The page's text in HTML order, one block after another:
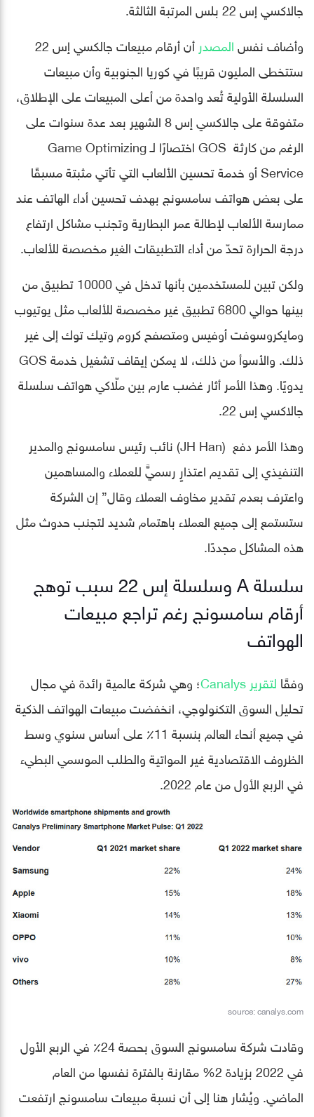
جالاكسي إس 22 بلس المرتبة الثالثة.
وأضاف نفسالمصدر
أن أرقام مبيعات جالكسي إس 22
ستتخطى المليون قريبًا في كوريا الجنوبية وأن مبيعات
السلسلة الأولية تُعد واحدة من أعلى المبيعات على الإطلاق،
متفوقة على جالاكسي إس 8 الشهير بعد عدة سنوات على
الرغم من كارثة GOS اختصارًا لـ Game Optimizing
Service أو خدمة تحسين الألعاب التي تأتي مثبتة مسبقًا
على بعض هواتف سامسونج بهدف تحسين أداء الهاتف عند
ممارسة الألعاب لإطالة عمر البطارية وتجنب مشاكل ارتفاع
درجة الحرارة تحدّ من أداء التطبيقات الغير مخصصة للألعاب.
ولكن تبين للمستخدمين بأنها تدخل في 10000 تطبيق من
بينها حوالي 6800 تطبيق غير مخصصة للألعاب مثل يوتيوب
ومايكروسوفت أوفيس ومتصفح كروم وتيك توك إلى غير
ذلك. والأسوأ من ذلك، لا يمكن إيقاف تشغيل خدمة GOS
يدويًا. وهذا الأمر أثار غضب عارم بين ملّاكي هواتف سلسلة
جالاكسي إس 22.
وهذا الأمر دفع (JH Han) نائب رئيس سامسونج والمدير
التنفيذي إلى تقديم اعتذارٍ رسميٍّ للعملاء والمساهمين
واعترف بعدم تقدير مخاوف العملاء وقال” إن الشركة
ستستمع إلى جميع العملاء باهتمام شديد لتجنب حدوث مثل
هذه المشاكل مجددًا.
سلسلة A وسلسلة إس 22 سبب توهج
أرقام سامسونج رغم تراجع مبيعات
الهواتف
وفقًا لتقرير Canalys
؛ وهي شركة عالمية رائدة في مجال
تحليل السوق التكنولوجي، انخفضت مبيعات الهواتف الذكية
في جميع أنحاء العالم بنسبة 11٪ على أساس سنوي وسط
الظروف الاقتصادية غير المواتية والطلب الموسمي البطيء
في الربع الأول من عام 2022.
source: canalys.com
وقادت شركة سامسونج السوق بحصة 24٪ في الربع الأول
في 2022 بزيادة 2% مقارنة بالفترة نفسها من العام
الماضي. ويُشار هنا إلى أن نسبة مبيعات سامسونج ارتفعت